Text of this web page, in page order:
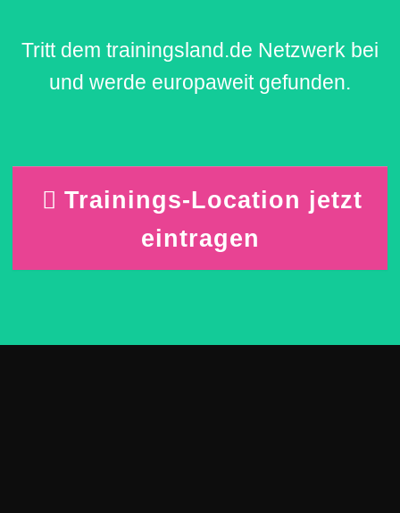
Tritt dem trainingsland.de Netzwerk bei
und werde europaweit gefunden.
Trainings-Location jetzt
eintragen